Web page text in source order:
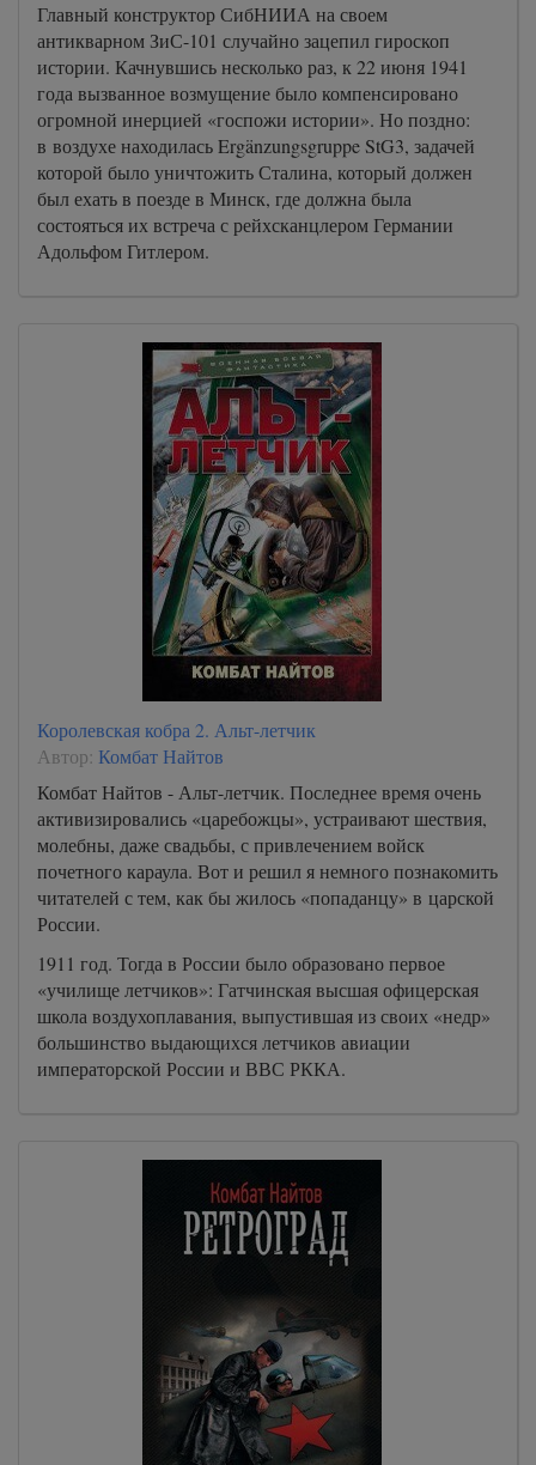
Главный конструктор СибНИИА на своем
антикварном ЗиС-101 случайно зацепил гироскоп
истории. Качнувшись несколько раз, к 22 июня 1941
года вызванное возмущение было компенсировано
огромной инерцией «госпожи истории». Но поздно:
в воздухе находилась Ergänzungsgruppe StG3, задачей
которой было уничтожить Сталина, который должен
был ехать в поезде в Минск, где должна была
состояться их встреча с рейхсканцлером Германии
Адольфом Гитлером.
Королевская кобра 2. Альт-летчик
Автор: Комбат Найтов
Комбат Найтов - Альт-летчик. Последнее время очень
активизировались «царебожцы», устраивают шествия,
молебны, даже свадьбы, с привлечением войск
почетного караула. Вот и решил я немного познакомить
читателей с тем, как бы жилось «попаданцу» в царской
России.
1911 год. Тогда в России было образовано первое
«училище летчиков»: Гатчинская высшая офицерская
школа воздухоплавания, выпустившая из своих «недр»
большинство выдающихся летчиков авиации
императорской России и ВВС РККА.